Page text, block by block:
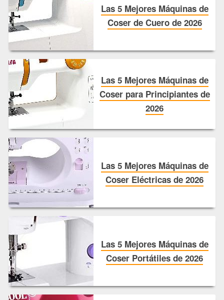
Las 5 Mejores Máquinas de
Coser de Cuero de 2026
Las 5 Mejores Máquinas de
Coser para Principiantes de
2026
Las 5 Mejores Máquinas de
Coser Eléctricas de 2026
Las 5 Mejores Máquinas de
Coser Portátiles de 2026